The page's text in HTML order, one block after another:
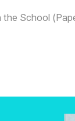
the School